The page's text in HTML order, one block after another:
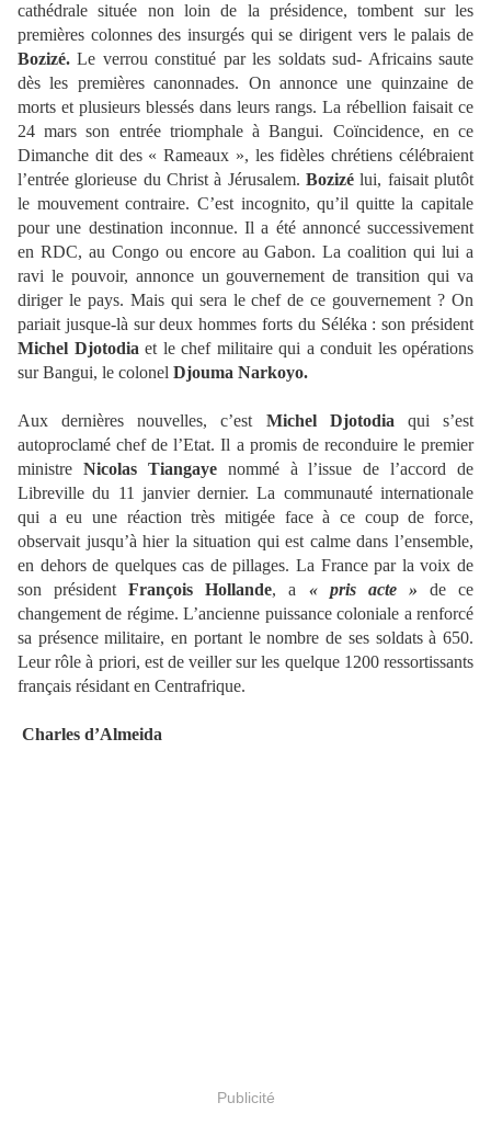
cathédrale située non loin de la présidence, tombent sur les
premières colonnes des insurgés qui se dirigent vers le palais de
Bozizé. Le verrou constitué par les soldats sud- Africains saute
dès les premières canonnades. On annonce une quinzaine de
morts et plusieurs blessés dans leurs rangs. La rébellion faisait ce
24 mars son entrée triomphale à Bangui. Coïncidence, en ce
Dimanche dit des « Rameaux », les fidèles chrétiens célébraient
l’entrée glorieuse du Christ à Jérusalem. Bozizé lui, faisait plutôt
le mouvement contraire. C’est incognito, qu’il quitte la capitale
pour une destination inconnue. Il a été annoncé successivement
en RDC, au Congo ou encore au Gabon. La coalition qui lui a
ravi le pouvoir, annonce un gouvernement de transition qui va
diriger le pays. Mais qui sera le chef de ce gouvernement ? On
pariait jusque-là sur deux hommes forts du Séléka : son président
Michel Djotodia et le chef militaire qui a conduit les opérations
sur Bangui, le colonel Djouma Narkoyo.
Aux dernières nouvelles, c’est Michel Djotodia qui s’est
autoproclamé chef de l’Etat. Il a promis de reconduire le premier
ministre Nicolas Tiangayenommé à l’issue de l’accord de
Libreville du 11 janvier dernier. La communauté internationale
qui a eu une réaction très mitigée face à ce coup de force,
observait jusqu’à hier la situation qui est calme dans l’ensemble,
en dehors de quelques cas de pillages. La France par la voix de
son présidentFrançois Hollande, a « pris acte » de ce
changement de régime. L’ancienne puissance coloniale a renforcé
sa présence militaire, en portant le nombre de ses soldats à 650.
Leur rôle à priori, est de veiller sur les quelque 1200 ressortissants
français résidant en Centrafrique.
Charles d’Almeida
Publicité